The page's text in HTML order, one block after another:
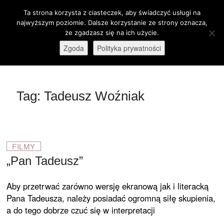
stare-kino.pl
ZAPRASZAMY
M
e
B
Tag:Tadeusz Woźniak
FILMY
„Pan Tadeusz”
Aby przetrwać zarówno wersję ekranową jak i literacką
Pana Tadeusza, należy posiadać ogromną siłę skupienia,
a do tego dobrze czuć się w interpretacji
Otwórz pasek narzędzi
Ta strona korzysta z ciasteczek, aby świadczyć usługi na
najwyższym poziomie. Dalsze korzystanie ze strony oznacza,
że zgadzasz się na ich użycie.
Zgoda Polityka prywatności